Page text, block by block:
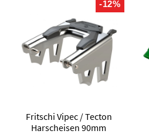
-12%
Fritschi Vipec / Tecton
Harscheisen 90mm